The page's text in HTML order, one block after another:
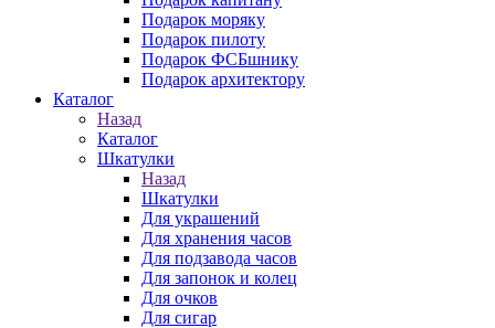
Подарок моряку
Подарок пилоту
Подарок ФСБшнику
Подарок архитектору
Каталог
Назад
Каталог
Шкатулки
Назад
Шкатулки
Для украшений
Для хранения часов
Для подзавода часов
Для запонок и колец
Для очков
Для сигар